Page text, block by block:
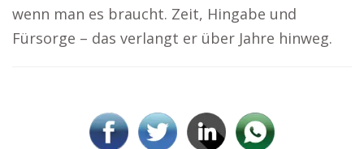
wenn man es braucht. Zeit, Hingabe und
Fürsorge – das verlangt er über Jahre hinweg.